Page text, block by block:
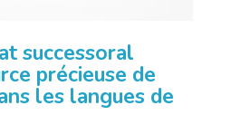
successoral
précieuse de
les langues de